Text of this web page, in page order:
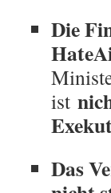
Die
ist
Das